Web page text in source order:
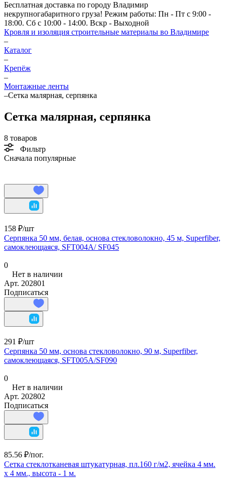
Бесплатная доставка по городу Владимир
некрупногабаритного груза! Режим работы: Пн - Пт с 9:00 -
18:00. Сб с 10:00 - 14:00. Вскр - Выходной
Кровля и изоляция строительные материалы во Владимире
–
Каталог
–
Крепёж
–
Монтажные ленты
–Сетка малярная, серпянка
Сетка малярная, серпянка
8 товаров
Фильтр
Сначала популярные
158 ₽/шт
Серпянка 50 мм, белая, основа стекловолокно, 45 м, Superfiber,
самоклеющаяся, SFT004A/ SF045
0
Нет в наличии
Арт. 202801
Подписаться
291 ₽/шт
Серпянка 50 мм, основа стекловолокно, 90 м, Superfiber,
самоклеющаяся, SFT005A/SF090
0
Нет в наличии
Арт. 202802
Подписаться
85.56 ₽/пог.
Сетка стеклотканевая штукатурная, пл.160 г/м2, ячейка 4 мм.
х 4 мм., высота - 1 м.